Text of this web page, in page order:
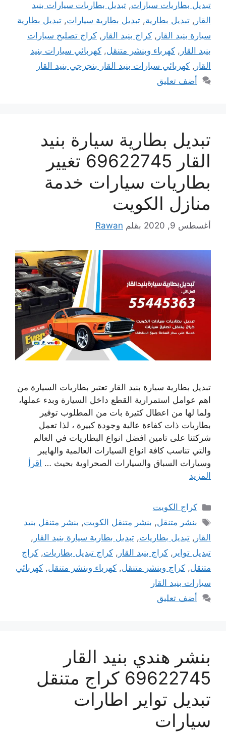
تبديل بطاريات سيارات, تبديل بطاريات سيارات بنيد
القار , تبديل بطارية, تبديل بطارية سيارات, تبديل بطارية
سيارة بنيد القار , كراج بنيد القار , كراج تصليح سيارات
بنيد القار , كهرباء وبنشر متنقل, كهربائي سيارات بنيد
القار , كهربائي سيارات بنيد القار بنجرجي بنيد القار
أضف تعليق
تبديل بطارية سيارة بنيد
القار 69622745 تغيير
بطاريات سيارات خدمة
منازل الكويت
أغسطس 9, 2020 بقلم Rawan
تبديل بطارية سيارة بنيد القار تعتبر بطاريات السيارة من
اهم عوامل استمرارية القطع داخل السيارة وبدء عملها،
ولما لها من اعطال كثيرة بات من المطلوب توفير
بطاريات ذات كفاءة عالية وجودة كبيرة ، لذا تعمل
شركتنا على تامين افضل انواع البطاريات في العالم
والتي تناسب كافة انواع السيارات العالمية والهايبر
وسيارات السباق والسيارات الصحراوية بحيث … اقرأ
المزيد
التصنيفات
كراج الكويت
الوسوم
بنشر متنقل, بنشر متنقل الكويت, بنشر متنقل بنيد
القار , تبديل بطاريات, تبديل بطارية سيارة بنيد القار ,
تبديل تواير , كراج بنيد القار , كراج تبديل بطاريات, كراج
متنقل, كراج وبنشر متنقل, كهرباء وبنشر متنقل, كهربائي
سيارات بنيد القار
أضف تعليق
بنشر هندي بنيد القار
69622745 كراج متنقل
تبديل تواير اطارات
سيارات